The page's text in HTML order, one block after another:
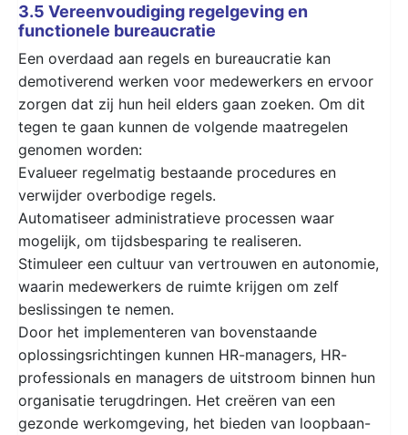
3.5 Vereenvoudiging regelgeving en
functionele bureaucratie
Een overdaad aan regels en bureaucratie kan
demotiverend werken voor medewerkers en ervoor
zorgen dat zij hun heil elders gaan zoeken. Om dit
tegen te gaan kunnen de volgende maatregelen
genomen worden:
Evalueer regelmatig bestaande procedures en
verwijder overbodige regels.
Automatiseer administratieve processen waar
mogelijk, om tijdsbesparing te realiseren.
Stimuleer een cultuur van vertrouwen en autonomie,
waarin medewerkers de ruimte krijgen om zelf
beslissingen te nemen.
Door het implementeren van bovenstaande
oplossingsrichtingen kunnen HR-managers, HR-
professionals en managers de uitstroom binnen hun
organisatie terugdringen. Het creëren van een
gezonde werkomgeving, het bieden van loopbaan-